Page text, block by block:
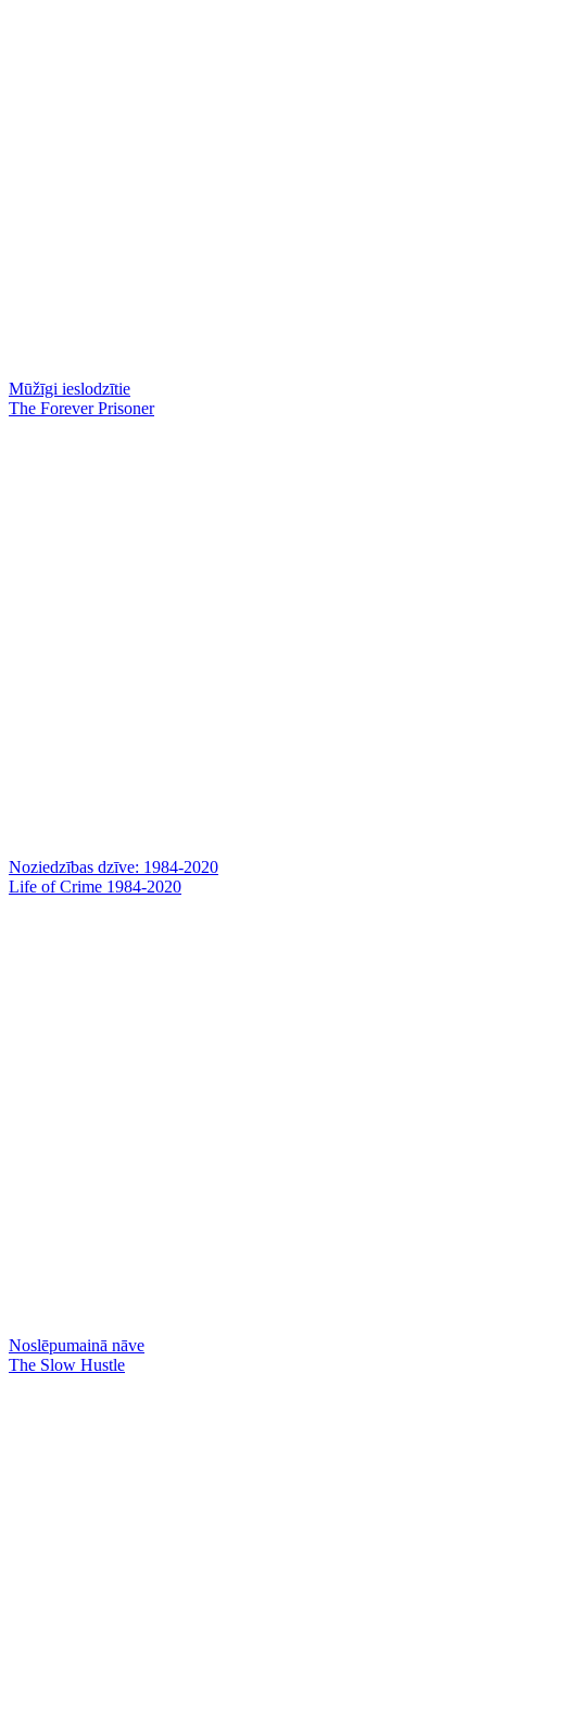
Mūžīgi ieslodzītie
The Forever Prisoner
Noziedzības dzīve: 1984-2020
Life of Crime 1984-2020
Noslēpumainā nāve
The Slow Hustle